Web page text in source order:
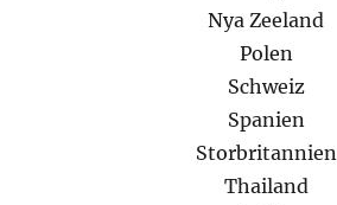
Nya Zeeland
Polen
Schweiz
Spanien
Storbritannien
Thailand